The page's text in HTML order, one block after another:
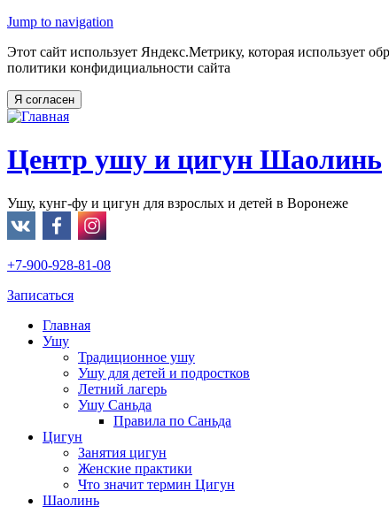
Jump to navigation
Этот сайт использует Яндекс.Метрику, которая использует
политики конфидициальности сайта
Центр ушу и цигун Шаолинь
Ушу, кунг-фу и цигун для взрослых и детей в Воронеже
+7-900-928-81-08
Записаться
Главная
Ушу
Традиционное ушу
Ушу для детей и подростков
Летний лагерь
Ушу Саньда
Правила по Саньда
Цигун
Занятия цигун
Женские практики
Что значит термин Цигун
Шаолинь